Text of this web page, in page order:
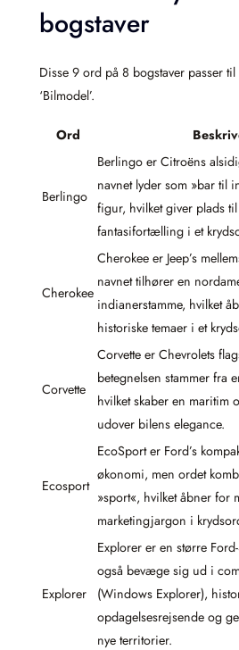
bogstaver
Disse 9 ord på 8 bogstaver passer
‘Bilmodel’.
Ord
Berlingo
Berlingo er Citroëns
navnet lyder som »bar til
figur, hvilket giver plads
fantasifortælling i et
Cherokee
Cherokee er Jeep’s
navnet tilhører en
indianerstamme, hvilket
historiske temaer i et
Corvette
Corvette er Chevrolets
betegnelsen stammer fra
hvilket skaber en
udover bilens elegance.
Ecosport
EcoSport er Ford’s
økonomi, men ordet
»sport«, hvilket åbner for
marketingjargon i
Explorer
Explorer er en større
også bevæge sig ud i
(Windows Explorer),
opdagelsesrejsende og
nye territorier.